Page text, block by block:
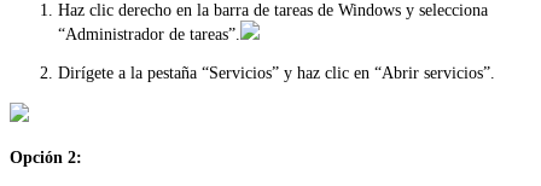
Haz clic derecho en la barra de tareas de Windows y selecciona
“Administrador de tareas”.
Dirígete a la pestaña “Servicios” y haz clic en “Abrir servicios”.
Opción 2: